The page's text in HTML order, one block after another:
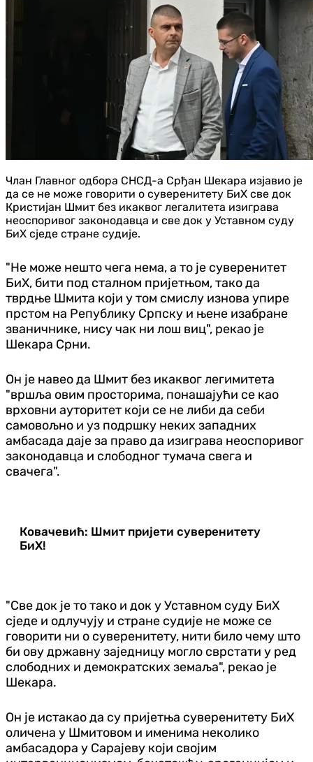
Члан Главног одбора СНСД-а Срђан Шекара изјавио је
да се не може говорити о суверенитету БиХ све док
Кристијан Шмит без икаквог легалитета изиграва
неоспоривог законодавца и све док у Уставном суду
БиХ сједе стране судије.
"Не може нешто чега нема, а то је суверенитет
БиХ, бити под сталном пријетњом, тако да
тврдње Шмита који у том смислу изнова упире
прстом на Републику Српску и њене изабране
званичнике, нису чак ни лош виц", рекао је
Шекара Срни.
Он је навео да Шмит без икаквог легимитета
"вршља овим просторима, понашајући се као
врховни ауторитет који се не либи да себи
самовољно и уз подршку неких западних
амбасада даје за право да изиграва неоспоривог
законодавца и слободног тумача свега и
свачега".
Ковачевић: Шмит пријети суверенитету
БиХ!
"Све док је то тако и док у Уставном суду БиХ
сједе и одлучују и стране судије не може се
говорити ни о суверенитету, нити било чему што
би ову државну заједницу могло сврстати у ред
слободних и демократских земаља", рекао је
Шекара.
Он је истакао да су пријетња суверенитету БиХ
оличена у Шмитовом и именима неколико
амбасадора у Сарајеву који својим